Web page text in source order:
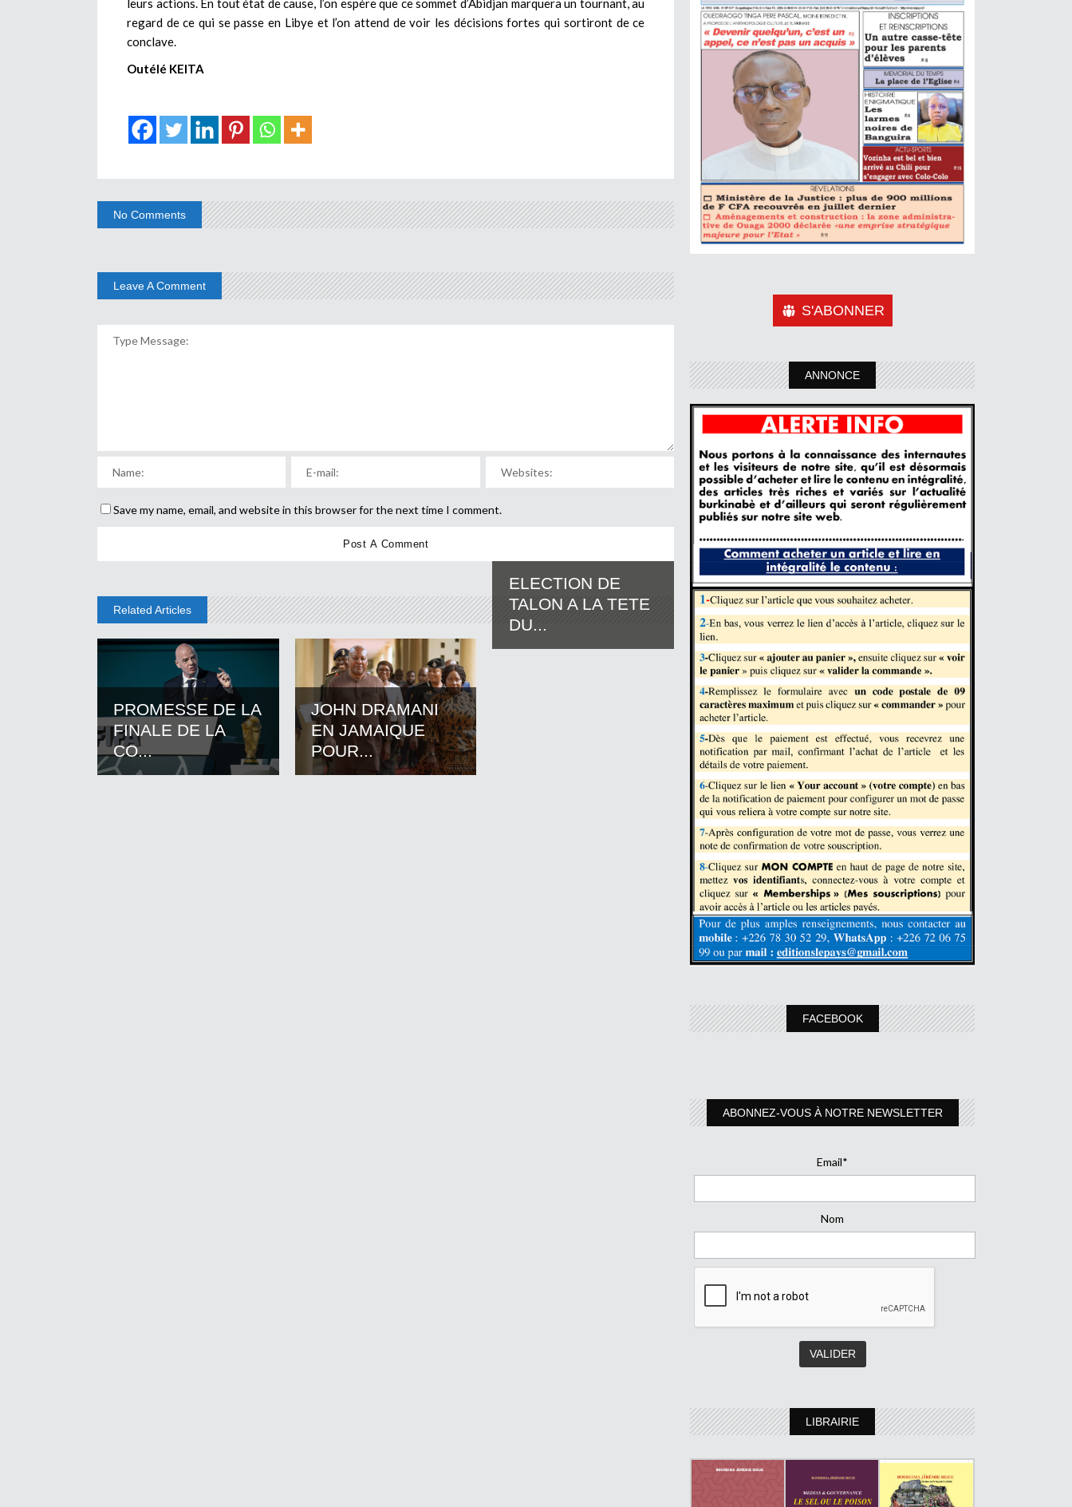
leurs actions. En tout état de cause, l’on espère que ce sommet d’Abidjan marquera un tournant, au
regard de ce qui se passe en Libye et l’on attend de voir les décisions fortes qui sortiront de ce
conclave.
Outélé KEITA
No Comments
Leave A Comment
Save my name, email, and website in this browser for the next time I comment.
Related Articles
PROMESSE DE LA
FINALE DE LA
CO...
JOHN DRAMANI
EN JAMAIQUE
POUR...
ELECTION DE
TALON A LA TETE
DU...
S'ABONNER
ANNONCE
FACEBOOK
ABONNEZ-VOUS À NOTRE NEWSLETTER
Email*
Nom
LIBRAIRIE